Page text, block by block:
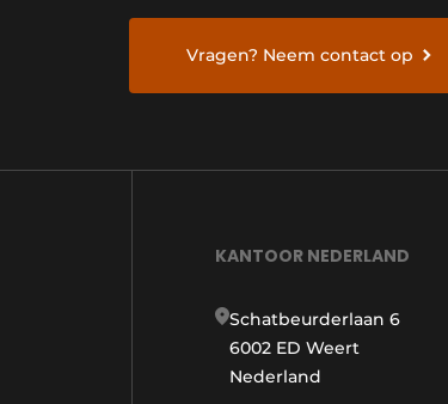
Vragen? Neem contact op
KANTOOR NEDERLAND
Schatbeurderlaan 6
6002 ED Weert
Nederland